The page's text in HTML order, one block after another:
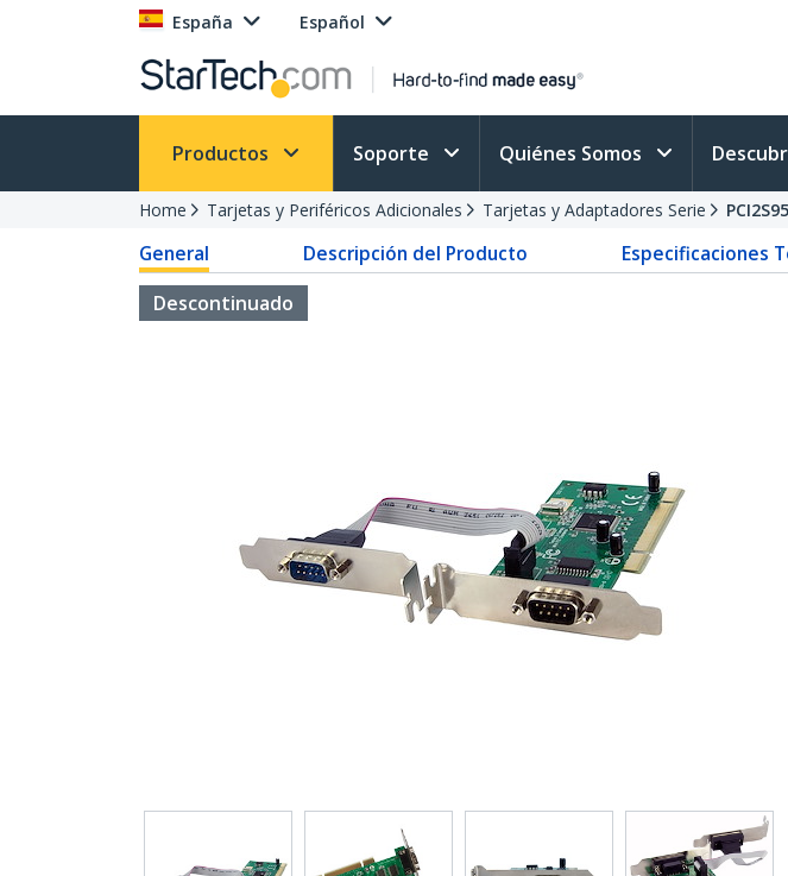
España Español
Productos Soporte Quiénes Somos
Home Tarjetas y Periféricos Adicionales Tarjetas y Adaptadores Serie
General Descripción del Producto Especificaciones
Descontinuado